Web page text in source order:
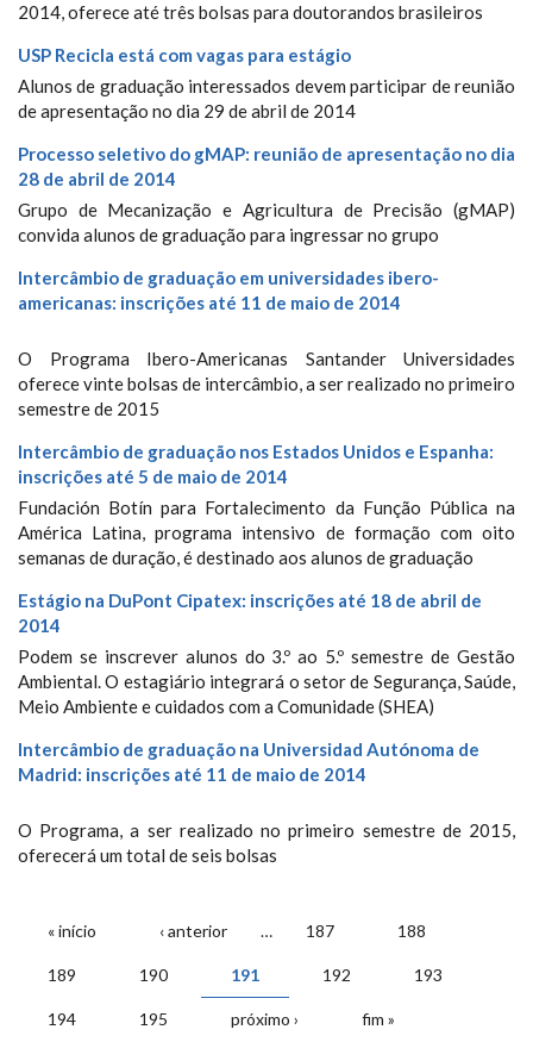
2014, oferece até três bolsas para doutorandos brasileiros
USP Recicla está com vagas para estágio
Alunos de graduação interessados devem participar de reunião
de apresentação no dia 29 de abril de 2014
Processo seletivo do gMAP: reunião de apresentação no dia
28 de abril de 2014
Grupo de Mecanização e Agricultura de Precisão (gMAP)
convida alunos de graduação para ingressar no grupo
Intercâmbio de graduação em universidades ibero-
americanas: inscrições até 11 de maio de 2014
O Programa Ibero-Americanas Santander Universidades
oferece vinte bolsas de intercâmbio, a ser realizado no primeiro
semestre de 2015
Intercâmbio de graduação nos Estados Unidos e Espanha:
inscrições até 5 de maio de 2014
Fundación Botín para Fortalecimento da Função Pública na
América Latina, programa intensivo de formação com oito
semanas de duração, é destinado aos alunos de graduação
Estágio na DuPont Cipatex: inscrições até 18 de abril de
2014
Podem se inscrever alunos do 3.º ao 5.º semestre de Gestão
Ambiental. O estagiário integrará o setor de Segurança, Saúde,
Meio Ambiente e cuidados com a Comunidade (SHEA)
Intercâmbio de graduação na Universidad Autónoma de
Madrid: inscrições até 11 de maio de 2014
O Programa, a ser realizado no primeiro semestre de 2015,
oferecerá um total de seis bolsas
PÁGINAS
« início ‹ anterior … 187 188
189 190 191 192 193
194 195 próximo › fim »